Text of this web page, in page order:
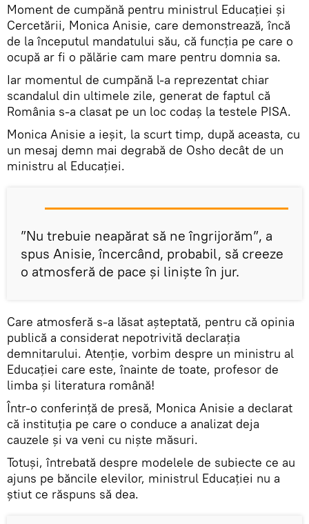
Moment de cumpănă pentru ministrul Educației și
Cercetării, Monica Anisie, care demonstrează, încă
de la începutul mandatului său, că funcția pe care o
ocupă ar fi o pălărie cam mare pentru domnia sa.
Iar momentul de cumpănă l-a reprezentat chiar
scandalul din ultimele zile, generat de faptul că
România s-a clasat pe un loc codaș la testele PISA.
Monica Anisie a ieșit, la scurt timp, după aceasta, cu
un mesaj demn mai degrabă de Osho decât de un
ministru al Educației.
”Nu trebuie neapărat să ne îngrijorăm”, a
spus Anisie, încercând, probabil, să creeze
o atmosferă de pace și liniște în jur.
Care atmosferă s-a lăsat așteptată, pentru că opinia
publică a considerat nepotrivită declarația
demnitarului. Atenție, vorbim despre un ministru al
Educației care este, înainte de toate, profesor de
limba și literatura română!
Într-o conferință de presă, Monica Anisie a declarat
că instituția pe care o conduce a analizat deja
cauzele și va veni cu niște măsuri.
Totuși, întrebată despre modelele de subiecte ce au
ajuns pe băncile elevilor, ministrul Educației nu a
știut ce răspuns să dea.